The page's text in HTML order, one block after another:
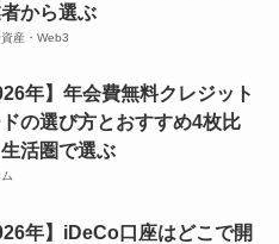
から選ぶ
産・Web3
年】年会費無料クレジット
の選び方とおすすめ4枚比
活圏で選ぶ
年】iDeCo口座はどこで開